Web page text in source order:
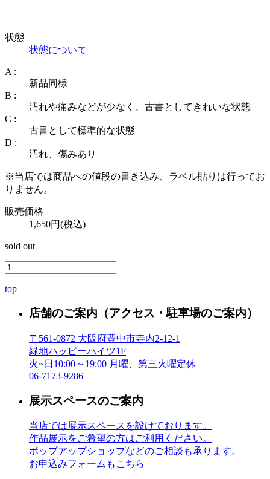
状態
状態について
A :
新品同様
B :
汚れや痛みなどが少なく、古書としてきれいな状態
C :
古書として標準的な状態
D :
汚れ、傷みあり
※当店では商品への値段の書き込み、ラベル貼りは行ってお
りません。
販売価格
1,650円(税込)
sold out
top
店舗のご案内 （アクセス・駐車場のご案内）
〒561-0872 大阪府豊中市寺内2-12-1
緑地ハッピーハイツ1F
火~日10:00～19:00 月曜、第三火曜定休
06-7173-9286
展示スペースのご案内
当店では展示スペースを設けております。
作品展示をご希望の方はご利用ください。
ポップアップショップなどのご相談も承ります。
お申込みフォームもこちら